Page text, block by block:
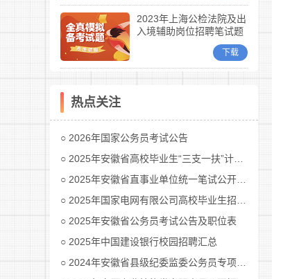
2023年上海公检法院及出
入境辅助岗位招聘笔试题
下载
热点关注
2026年国家公务员考试公告
2025年安徽省高校毕业生“三支一扶”计划招募公告
2025年安徽省直事业单位统一笔试公开招聘工作人员公告
2025年国家电网有限公司高校毕业生招聘公告(第二批)汇总
2025年安徽省公务员考试公告及职位表
2025年中国建设银行校园招聘汇总
2024年安徽省县级纪委监委公务员专项招考公告及职位表汇总